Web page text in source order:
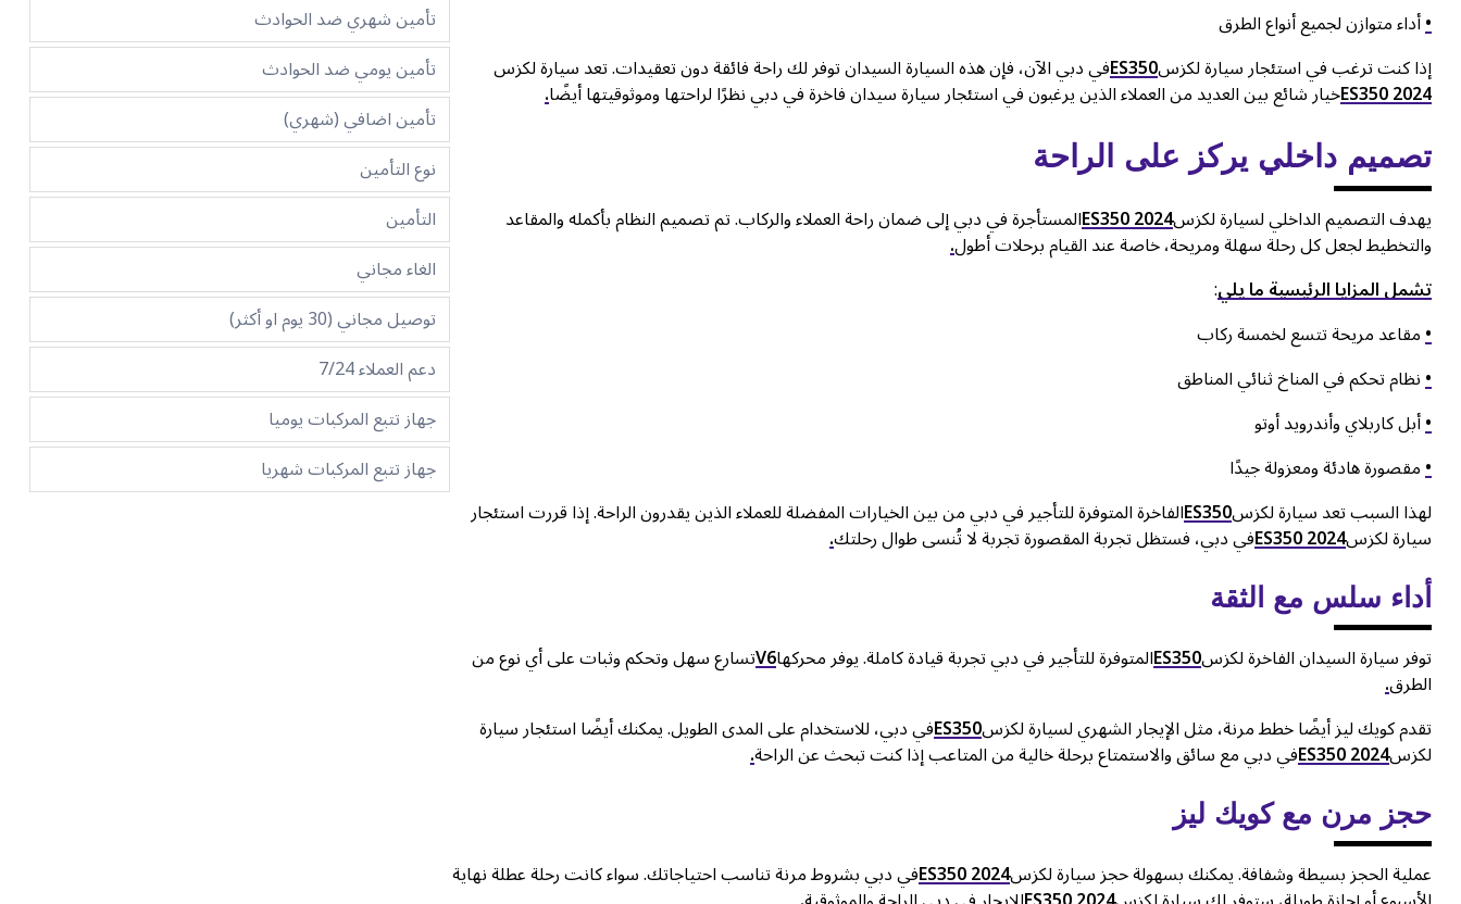
•أداء متوازن لجميع أنواع الطرق
إذا كنت ترغب في استئجار سيارة لكزسES350في دبي الآن، فإن هذه السيارة السيدان توفر لك راحة فائقة دون تعقيدات. تعد سيارة لكزس
ES350 2024خيار شائع بين العديد من العملاء الذين يرغبون في استئجار سيارة سيدان فاخرة في دبي نظرًا لراحتها وموثوقيتها أيضًا.
تصميم داخلي يركز على الراحة
يهدف التصميم الداخلي لسيارة لكزسES350 2024المستأجرة في دبي إلى ضمان راحة العملاء والركاب. تم تصميم النظام بأكمله والمقاعد
والتخطيط لجعل كل رحلة سهلة ومريحة، خاصة عند القيام برحلات أطول.
تشمل المزايا الرئيسية ما يلي:
•مقاعد مريحة تتسع لخمسة ركاب
•نظام تحكم في المناخ ثنائي المناطق
•أبل كاربلاي وأندرويد أوتو
•مقصورة هادئة ومعزولة جيدًا
لهذا السبب تعد سيارة لكزسES350الفاخرة المتوفرة للتأجير في دبي من بين الخيارات المفضلة للعملاء الذين يقدرون الراحة. إذا قررت استئجار
سيارة لكزسES350 2024في دبي، فستظل تجربة المقصورة تجربة لا تُنسى طوال رحلتك.
أداء سلس مع الثقة
توفر سيارة السيدان الفاخرة لكزسES350المتوفرة للتأجير في دبي تجربة قيادة كاملة. يوفر محركهاV6تسارع سهل وتحكم وثبات على أي نوع من
الطرق.
تقدم كويك ليز أيضًا خطط مرنة، مثل الإيجار الشهري لسيارة لكزسES350في دبي، للاستخدام على المدى الطويل. يمكنك أيضًا استئجار سيارة
لكزسES350 2024في دبي مع سائق والاستمتاع برحلة خالية من المتاعب إذا كنت تبحث عن الراحة.
حجز مرن مع كويك ليز
عملية الحجز بسيطة وشفافة. يمكنك بسهولة حجز سيارة لكزسES350 2024في دبي بشروط مرنة تناسب احتياجاتك. سواء كانت رحلة عطلة نهاية
تأمين شهري ضد الحوادث
تأمين يومي ضد الحوادث
تأمين اضافي (شهري)
نوع التأمين
التأمين
الغاء مجاني
توصيل مجاني (30 يوم او أكثر)
دعم العملاء 7/24
جهاز تتبع المركبات يوميا
جهاز تتبع المركبات شهريا